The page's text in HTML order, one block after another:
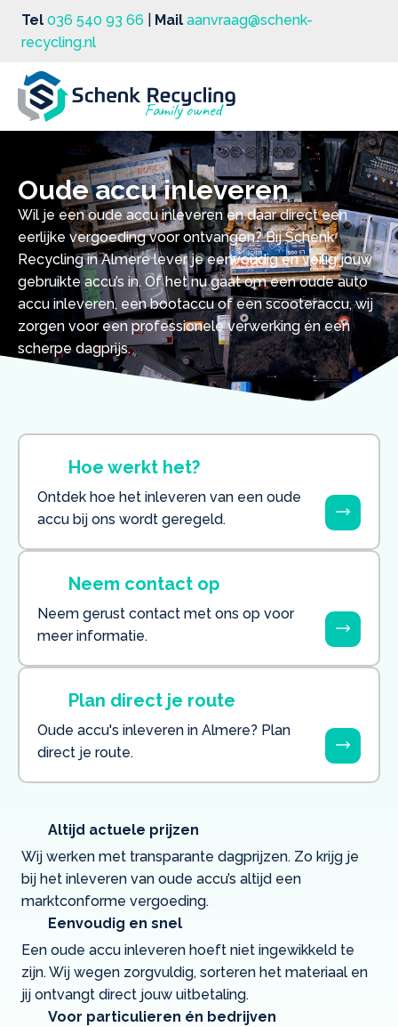
Tel 036 540 93 66 Mail aanvraag@schenk-
recycling.nl
Oude accu inleveren
Wil je een oude accu inleveren en daar direct een
eerlijke vergoeding voor ontvangen? Bij Schenk
Recycling in Almere lever je eenvoudig en veilig jouw
gebruikte accu’s in. Of het nu gaat om een oude auto
accu inleveren, een bootaccu of een scooteraccu, wij
zorgen voor een professionele verwerking én een
scherpe dagprijs.
Hoe werkt het?
Ontdek hoe het inleveren van een oude
accu bij ons wordt geregeld.
Neem contact op
Neem gerust contact met ons op voor
meer informatie.
Plan direct je route
Oude accu's inleveren in Almere? Plan
direct je route.
Altijd actuele prijzen
Wij werken met transparante dagprijzen. Zo krijg je
bij het inleveren van oude accu’s altijd een
marktconforme vergoeding.
Eenvoudig en snel
Een oude accu inleveren hoeft niet ingewikkeld te
zijn. Wij wegen zorgvuldig, sorteren het materiaal en
jij ontvangt direct jouw uitbetaling.
Voor particulieren én bedrijven